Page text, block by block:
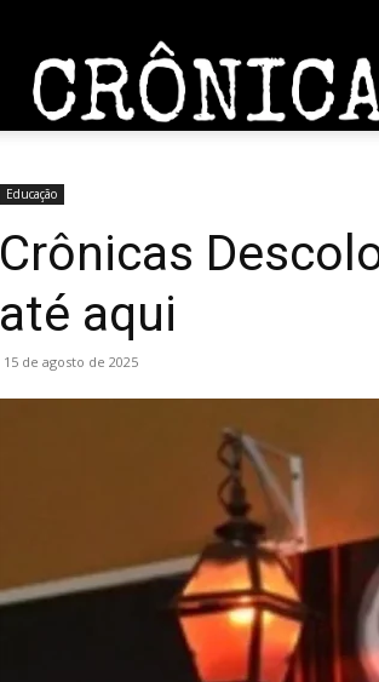
Educação
Crônicas
até aqui
15 de agosto de 2025